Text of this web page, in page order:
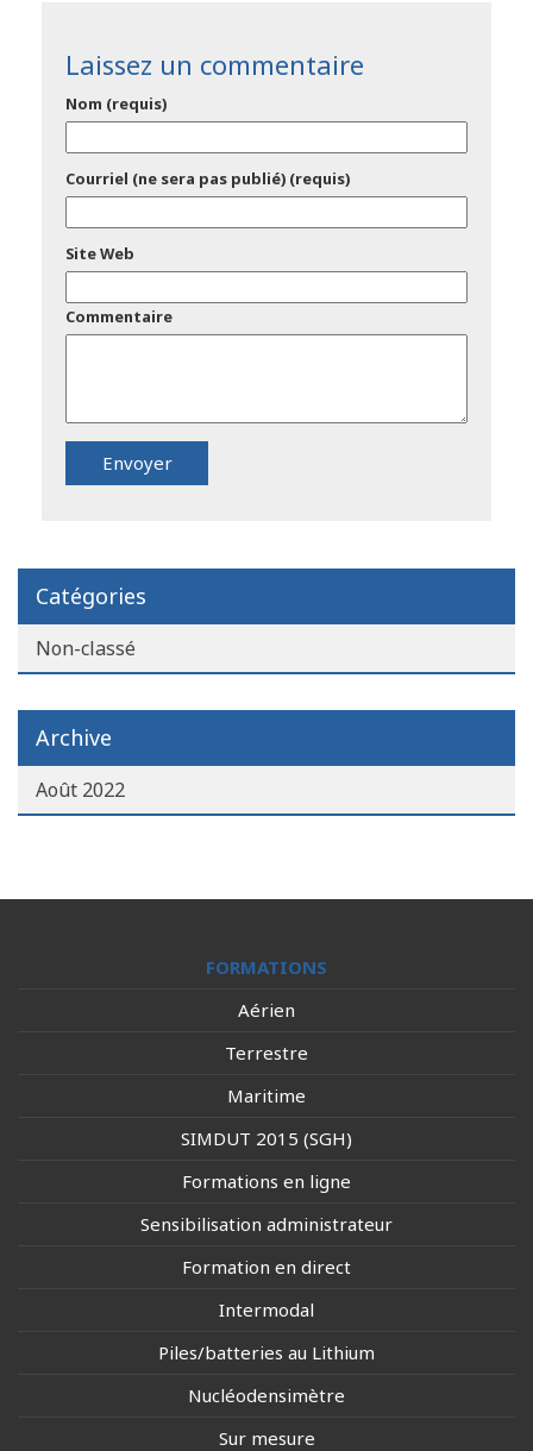
Laissez un commentaire
Nom (requis)
Courriel (ne sera pas publié) (requis)
Site Web
Commentaire
Catégories
Non-classé
Archive
Août 2022
FORMATIONS
Aérien
Terrestre
Maritime
SIMDUT 2015 (SGH)
Formations en ligne
Sensibilisation administrateur
Formation en direct
Intermodal
Piles/batteries au Lithium
Nucléodensimètre
Sur mesure